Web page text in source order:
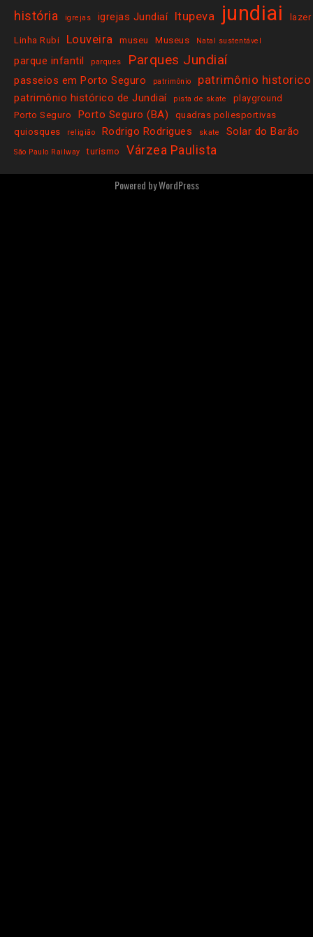
história
igrejas igrejas Jundiaí Itupeva jundiai lazer
Linha Rubi Louveira museu Museus Natal sustentável
parque infantil parques Parques Jundiaí
passeios em Porto Seguro patrimônio patrimônio historico
patrimônio histórico de Jundiaí pista de skate
playground
Porto Seguro
Porto Seguro (BA)
quadras poliesportivas
quiosques
religião Rodrigo Rodrigues skate Solar do Barão
São Paulo Railway turismo Várzea Paulista
Powered byWordPress